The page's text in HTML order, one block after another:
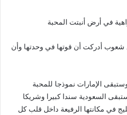
في أرض أنبتت المحبة
شعوب أدركت أن قوتها في وحدتها وأن
الإمارات نموذجا للمحبة
السعودية سندا كبيرا وشريكا
في مكانتها الرفيعة داخل قلب كل